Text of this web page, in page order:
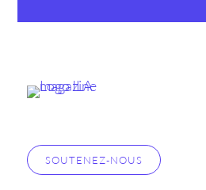
SOUTENEZ-NOUS